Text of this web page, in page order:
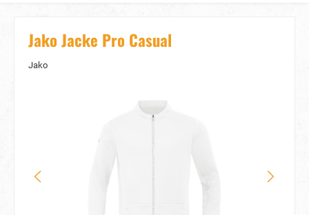
Jako Jacke Pro Casual
Jako